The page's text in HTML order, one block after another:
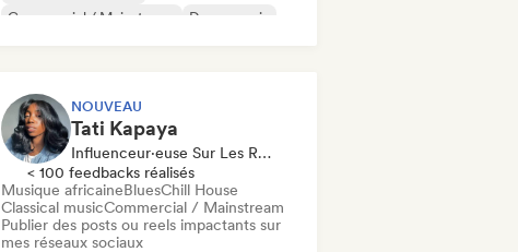
Commercial / Mainstream
Dance music
NOUVEAU
Tati Kapaya
Influenceur·euse Sur Les Réseaux Sociaux
< 100 feedbacks réalisés
Musique africaineBluesChill House
Classical musicCommercial / Mainstream
Publier des posts ou reels impactants sur
mes réseaux sociaux